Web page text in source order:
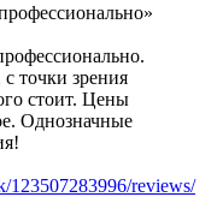
точки зрения
стоит. Цены
Однозначные
123507283996/reviews/